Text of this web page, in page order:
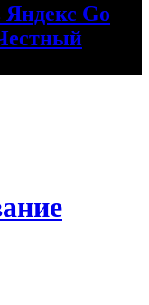
Яндекс Go